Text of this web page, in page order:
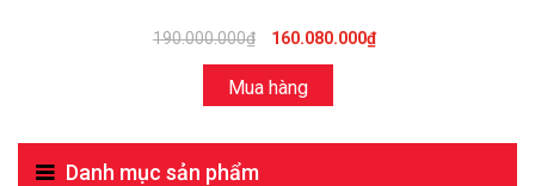
190.000.000₫ 160.080.000₫
Mua hàng
Danh mục sản phẩm